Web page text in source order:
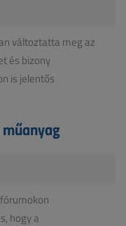
változtatta meg az
és bizony
is jelentős
hogy a